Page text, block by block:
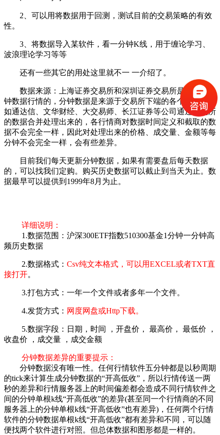
2、可以用将数据用于回测，测试目前的交易策略的有效
性。
3、将数据导入某软件，看一分钟K线，用于缠论学习、
波浪理论学习等等
还有一些其它的用处这里就不一 一介绍了。
数据来源：上海证券交易所和深圳证券交易所是不发出分
钟数据行情的，分钟数据是来源于交易所下端的各个行情商，
如通达信、文华财经、大交易师、长江证券等公司通过交易所
的数据合并处理出来的，各行情商对数据时间定义和截取的数
据不会完全一样，因此对处理出来的价格、成交量、金额等每
分钟不会完全一样，会有些差异。
目前我们每天更新分钟数据，如果有需要盘后每天数据
的，可以找我们定购。购买历史数据可以截止到当天为止。数
据最早可以提供到1999年8月为止。
详细说明：
1.数据范围：沪深300ETF指数510300基金1分钟一分钟高
频历史数据
2.数据格式： Csv纯文本格式，可以用EXCEL或者TXT直
接打开。
3.打包方式：一年一个文件或者多年一个文件。
4.发货方式： 网度网盘或Http下载。
5.数据字段：日期，时间 ，开盘价， 最高价， 最低价 ，
收盘价 ，成交量 ，成交金额
分钟数据差异的重要提示：
分钟数据没有唯一性。任何行情软件五分钟都是以秒周期
的tick来计算生成分钟数据的“开高低收”，所以行情传送一两
秒的差异和行情服务器上的时间偏差都会造成不同行情软件之
间的分钟单根k线“开高低收”的差异(甚至同一个行情商的不同
服务器上的分钟单根k线“开高低收”也有差异)，任何两个行情
软件的分钟数据单根k线“开高低收”都有差异和不同，可以随
便找两个软件进行对照。但总体数据和图形都是一样的。